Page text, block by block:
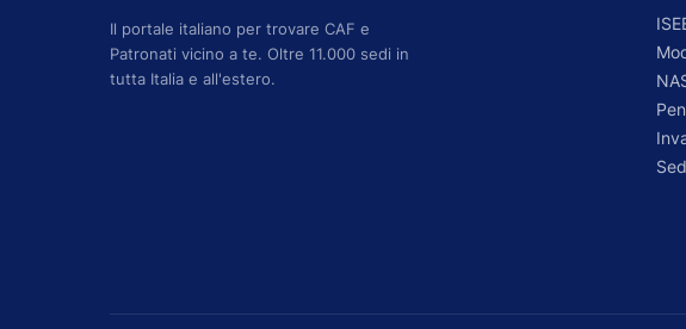
Il portale italiano per trovare CAF e
Patronati vicino a te. Oltre 11.000 sedi in
tutta Italia e all'estero.